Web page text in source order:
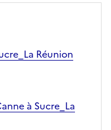
Réunion
à Sucre_La